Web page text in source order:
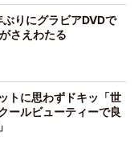
りにグラビアDVDで
さえわたる
トに思わずドキッ「世
ールビューティーで良